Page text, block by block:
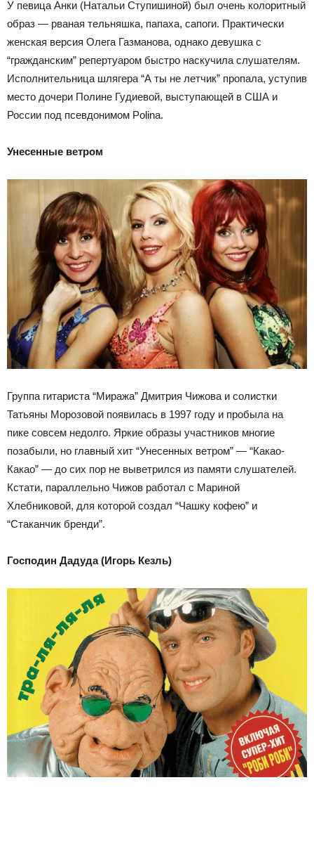
У певица Анки (Натальи Ступишиной) был очень колоритный
образ — рваная тельняшка, папаха, сапоги. Практически
женская версия Олега Газманова, однако девушка с
“гражданским” репертуаром быстро наскучила слушателям.
Исполнительница шлягера “А ты не летчик” пропала, уступив
место дочери Полине Гудиевой, выступающей в США и
России под псевдонимом Polina.
Унесенные ветром
Группа гитариста “Миража” Дмитрия Чижова и солистки
Татьяны Морозовой появилась в 1997 году и пробыла на
пике совсем недолго. Яркие образы участников многие
позабыли, но главный хит “Унесенных ветром” — “Какао-
Какао” — до сих пор не выветрился из памяти слушателей.
Кстати, параллельно Чижов работал с Мариной
Хлебниковой, для которой создал “Чашку кофею” и
“Стаканчик бренди”.
Господин Дадуда (Игорь Кезль)